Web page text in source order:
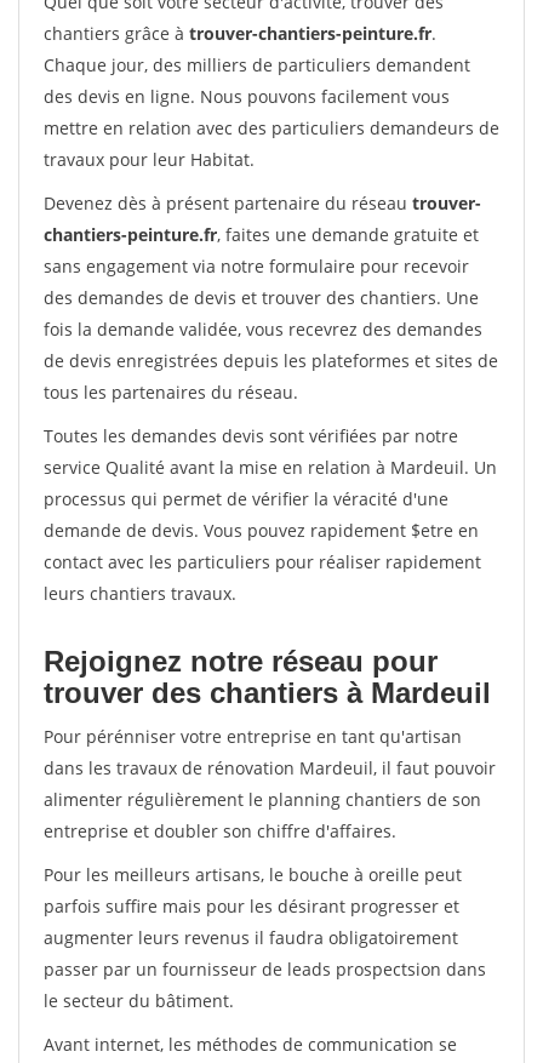
chantiers grâce à trouver-chantiers-peinture.fr.
Chaque jour, des milliers de particuliers demandent
des devis en ligne. Nous pouvons facilement vous
mettre en relation avec des particuliers demandeurs de
travaux pour leur Habitat.
Devenez dès à présent partenaire du réseau trouver-
chantiers-peinture.fr, faites une demande gratuite et
sans engagement via notre formulaire pour recevoir
des demandes de devis et trouver des chantiers. Une
fois la demande validée, vous recevrez des demandes
de devis enregistrées depuis les plateformes et sites de
tous les partenaires du réseau.
Toutes les demandes devis sont vérifiées par notre
service Qualité avant la mise en relation à Mardeuil. Un
processus qui permet de vérifier la véracité d'une
demande de devis. Vous pouvez rapidement $etre en
contact avec les particuliers pour réaliser rapidement
leurs chantiers travaux.
Rejoignez notre réseau pour
trouver des chantiers à Mardeuil
Pour pérénniser votre entreprise en tant qu'artisan
dans les travaux de rénovation Mardeuil, il faut pouvoir
alimenter régulièrement le planning chantiers de son
entreprise et doubler son chiffre d'affaires.
Pour les meilleurs artisans, le bouche à oreille peut
parfois suffire mais pour les désirant progresser et
augmenter leurs revenus il faudra obligatoirement
passer par un fournisseur de leads prospectsion dans
le secteur du bâtiment.
Avant internet, les méthodes de communication se